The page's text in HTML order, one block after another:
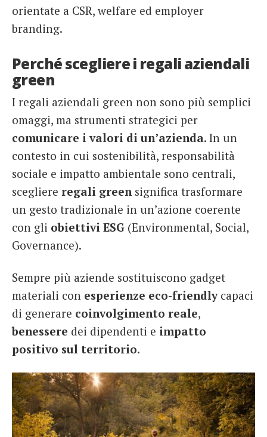
orientate a CSR, welfare ed employer
branding.
Perché scegliere i regali aziendali
green
I regali aziendali green non sono più semplici
omaggi, ma strumenti strategici per
comunicare i valori di un’azienda. In un
contesto in cui sostenibilità, responsabilità
sociale e impatto ambientale sono centrali,
scegliere regali greensignifica trasformare
un gesto tradizionale in un’azione coerente
con gli obiettivi ESG (Environmental, Social,
Governance).
Sempre più aziende sostituiscono gadget
materiali con esperienze eco-friendlycapaci
di generare coinvolgimento reale,
benessere dei dipendenti e impatto
positivo sul territorio.